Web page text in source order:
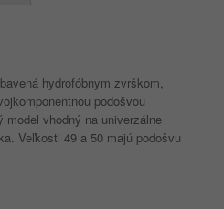
hydrofóbnym zvrškom,
podošvou
model vhodný na univerzálne
Veľkosti 49 a 50 majú podošvu